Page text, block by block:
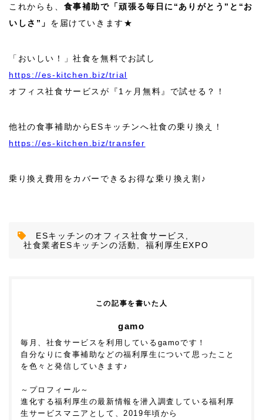
これからも、 食事補助で「頑張る毎日に“ありがとう”と“お
いしさ”」 を届けていきます★
「おいしい！」社食を無料でお試し
https://es-kitchen.biz/trial
オフィス社食サービスが『1ヶ月無料』で試せる？！
他社の食事補助からESキッチンへ社食の乗り換え！
https://es-kitchen.biz/transfer
乗り換え費用をカバーできるお得な乗り換え割♪
ESキッチンのオフィス社食サービス
社食業者ESキッチンの活動
福利厚生EXPO
この記事を書いた人
gamo
毎月、社食サービスを利用しているgamoです！
自分なりに食事補助などの福利厚生について思ったこと
を色々と発信していきます♪
～プロフィール～
進化する福利厚生の最新情報を潜入調査している福利厚
生サービスマニアとして、2019年頃から